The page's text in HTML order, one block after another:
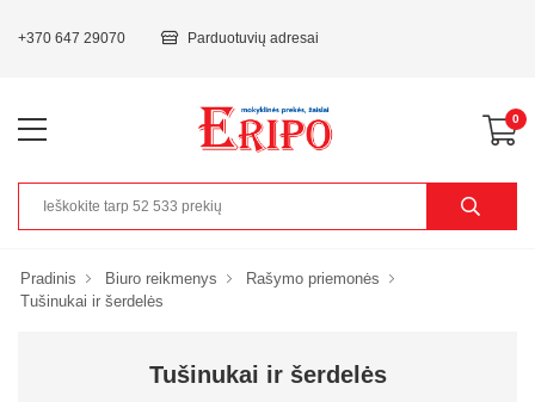
+370 647 29070 Parduotuvių adresai
0
Pradinis Biuro reikmenys
Rašymo priemonės
Tušinukai ir šerdelės
Tušinukai ir šerdelės